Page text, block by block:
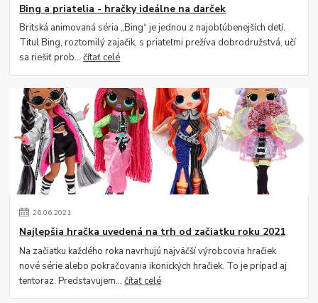
Bing a priatelia - hračky ideálne na darček
Britská animovaná séria „Bing“ je jednou z najobľúbenejších detí.
Titul Bing, roztomilý zajačik, s priateľmi prežíva dobrodružstvá, učí
sa riešiť prob...čítať celé
26.06.2021
Najlepšia hračka uvedená na trh od začiatku roku 2021
Na začiatku každého roka navrhujú najväčší výrobcovia hračiek
nové série alebo pokračovania ikonických hračiek. To je prípad aj
tentoraz. Predstavujem...čítať celé